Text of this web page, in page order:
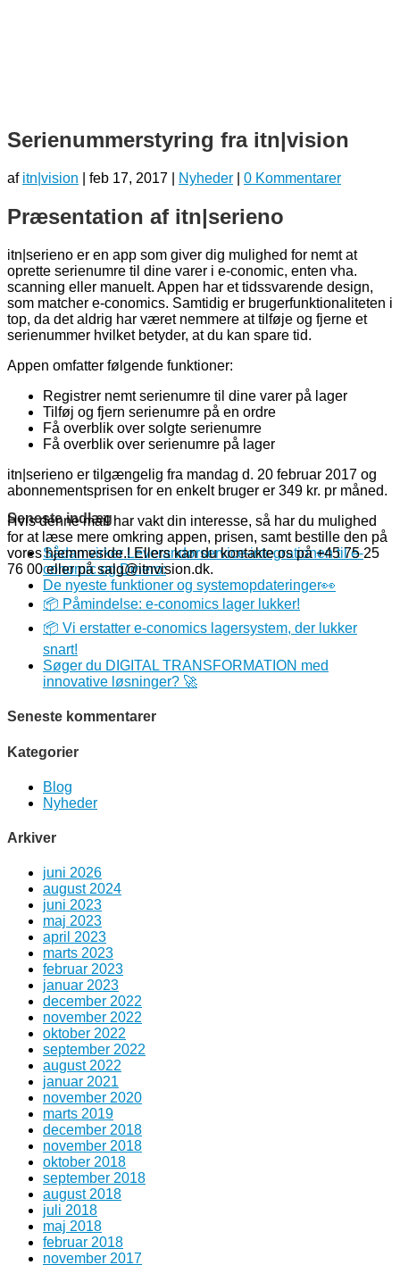
Serienummerstyring fra itn|vision
af itn|vision feb 17, 2017 Nyheder 0 Kommentarer
Præsentation af itn|serieno
itn|serieno er en app som giver dig mulighed for nemt at
oprette serienumre til dine varer i e-conomic, enten vha.
scanning eller manuelt. Appen har et tidssvarende design,
som matcher e-conomics. Samtidig er brugerfunktionaliteten i
top, da det aldrig har været nemmere at tilføje og fjerne et
serienummer hvilket betyder, at du kan spare tid.
Appen omfatter følgende funktioner:
Registrer nemt serienumre til dine varer på lager
Tilføj og fjern serienumre på en ordre
Få overblik over solgte serienumre
Få overblik over serienumre på lager
itn|serieno er tilgængelig fra mandag d. 20 februar 2017 og
abonnementsprisen for en enkelt bruger er 349 kr. pr måned.
Hvis denne mail har vakt din interesse, så har du mulighed
for at læse mere omkring appen, prisen, samt bestille den på
vores hjemmeside.! Ellers kan du kontakte os på +45 75 25
76 00 eller på salg@itnvision.dk.
Seneste indlæg
Sådan virker Leverandørservice-integrationen til e-
conomic og Dinero:
De nyeste funktioner og systemopdateringer👀
📦 Påmindelse: e-conomics lager lukker!
📦 Vi erstatter e-conomics lagersystem, der lukker
snart!
Søger du DIGITAL TRANSFORMATION med
innovative løsninger? 🚀
Seneste kommentarer
Kategorier
Blog
Nyheder
Arkiver
juni 2026
august 2024
juni 2023
maj 2023
april 2023
marts 2023
februar 2023
januar 2023
december 2022
november 2022
oktober 2022
september 2022
august 2022
januar 2021
november 2020
marts 2019
december 2018
november 2018
oktober 2018
september 2018
august 2018
juli 2018
maj 2018
februar 2018
november 2017